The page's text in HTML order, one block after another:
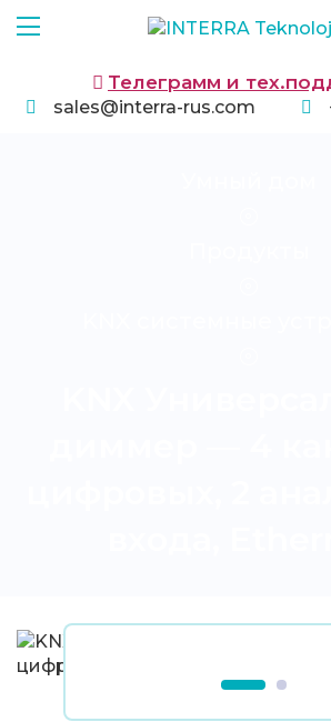
Телеграмм и
sales@interra-rus.com